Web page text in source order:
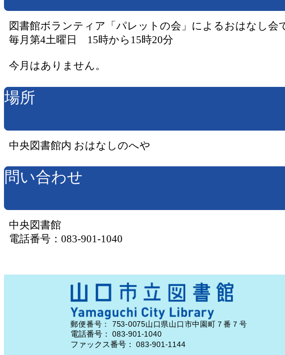
図書館ボランティア「パレットの会」によるおはなし会
毎月第4土曜日 15時から15時20分
今月はありません。
場所
中央図書館内 おはなしのへや
問い合わせ
中央図書館
電話番号：083-901-1040
郵便番号： 753-0075山口県山口市中園町７番７号
電話番号：083-901-1040
ファックス番号：083-901-1144